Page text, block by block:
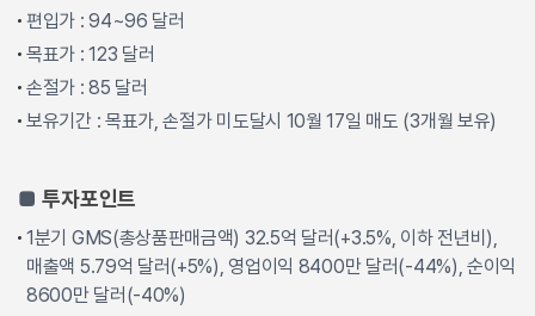
편입가 : 94~96 달러
목표가 : 123 달러
손절가 : 85 달러
보유기간 : 목표가, 손절가 미도달시 10월 17일 매도 (3개월 보유)
■투자포인트
1분기 GMS(총상품판매금액) 32.5억 달러(+3.5%, 이하 전년비),
매출액 5.79억 달러(+5%), 영업이익 8400만 달러(-44%), 순이익
8600만 달러(-40%)